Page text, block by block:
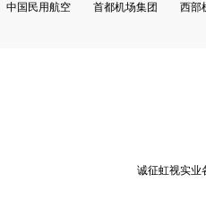
中国民用航空 首都机场集团 西部
诚征虹视实业